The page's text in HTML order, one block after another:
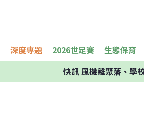
深度專題 2026世足賽 生態保育
快訊風機離聚落、學